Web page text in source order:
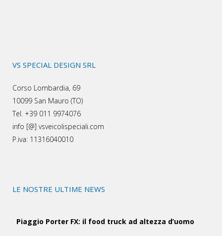
VS SPECIAL DESIGN SRL
Corso Lombardia, 69
10099 San Mauro (TO)
Tel. +39 011 9974076
info [@] vsveicolispeciali.com
P.iva: 11316040010
LE NOSTRE ULTIME NEWS
Piaggio Porter FX: il food truck ad altezza d’uomo